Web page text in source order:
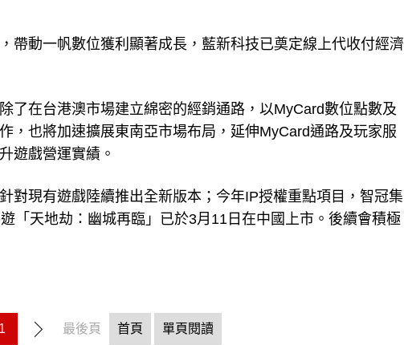
帶動一帆數位獲利顯著成長，藍新科技已奠定線上代收付經濟
了在台港澳市場建立綿密的經銷通路，以MyCard數位點數及
，也將加速擴展東南亞市場布局，延伸MyCard通路及玩家服
遊戲營運實績。
對現有遊戲陸續推出全新版本；今年IP授權重點項目，智冠集
「天地劫：幽城再臨」已於3月11日在中國上市。後續會積極
1 最後頁 首頁 單頁閱讀